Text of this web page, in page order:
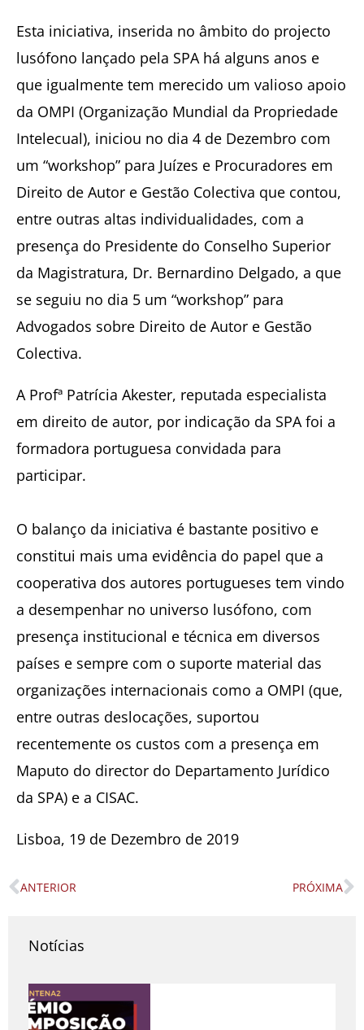
Esta iniciativa, inserida no âmbito do projecto
lusófono lançado pela SPA há alguns anos e
que igualmente tem merecido um valioso apoio
da OMPI (Organização Mundial da Propriedade
Intelecual), iniciou no dia 4 de Dezembro com
um “workshop” para Juízes e Procuradores em
Direito de Autor e Gestão Colectiva que contou,
entre outras altas individualidades, com a
presença do Presidente do Conselho Superior
da Magistratura, Dr. Bernardino Delgado, a que
se seguiu no dia 5 um “workshop” para
Advogados sobre Direito de Autor e Gestão
Colectiva.
A Profª Patrícia Akester, reputada especialista
em direito de autor, por indicação da SPA foi a
formadora portuguesa convidada para
participar.
O balanço da iniciativa é bastante positivo e
constitui mais uma evidência do papel que a
cooperativa dos autores portugueses tem vindo
a desempenhar no universo lusófono, com
presença institucional e técnica em diversos
países e sempre com o suporte material das
organizações internacionais como a OMPI (que,
entre outras deslocações, suportou
recentemente os custos com a presença em
Maputo do director do Departamento Jurídico
da SPA) e a CISAC.
Lisboa, 19 de Dezembro de 2019
Prev
ANTERIOR PRÓXIMA
Notícias